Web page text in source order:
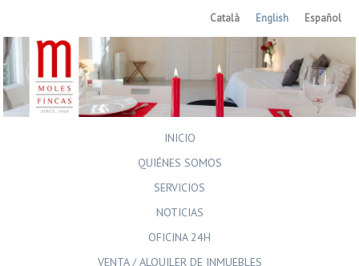
Català English Español
INICIO
QUIÉNES SOMOS
SERVICIOS
NOTICIAS
OFICINA 24H
VENTA / ALQUILER DE INMUEBLES